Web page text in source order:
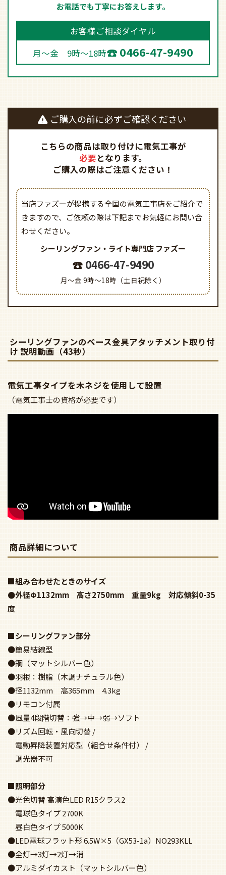
お電話でも丁寧にお答えします。
お客様ご相談ダイヤル
月～金 9時～18時
0466-47-9490
ご購入の前に必ずご確認ください
こちらの商品は取り付けに電気工事が
必要となります。
ご購入の際はご注意ください！
当店ファズーが提携する全国の電気工事店をご紹介で
きますので、
ご依頼の際は下記までお気軽にお問い合
わせください。
シーリングファン・ライト専門店 ファズー
0466-47-9490
月～金 9時～18時（土日祝除く）
シーリングファンのベース金具アタッチメント取り付
け 説明動画（43秒）
電気工事タイプを木ネジを使用して設置
（電気工事士の資格が必要です）
商品詳細について
■組み合わせたときのサイズ
●外径Φ1132mm 高さ2750mm 重量9kg 対応傾斜0-35
度
■シーリングファン部分
●簡易結線型
●鋼（マットシルバー色）
●羽根：樹脂（木調ナチュラル色）
●径1132mm 高365mm 4.3kg
●リモコン付属
●風量4段階切替：強→中→弱→ソフト
●リズム回転・風向切替 /
電動昇降装置対応型（組合せ条件付） /
調光器不可
■照明部分
●光色切替 高演色LED R15クラス2
電球色タイプ 2700K
昼白色タイプ 5000K
●LED電球フラット形 6.5W×5（GX53-1a）NO293KLL
●全灯→3灯→2灯→消
●アルミダイカスト（マットシルバー色）